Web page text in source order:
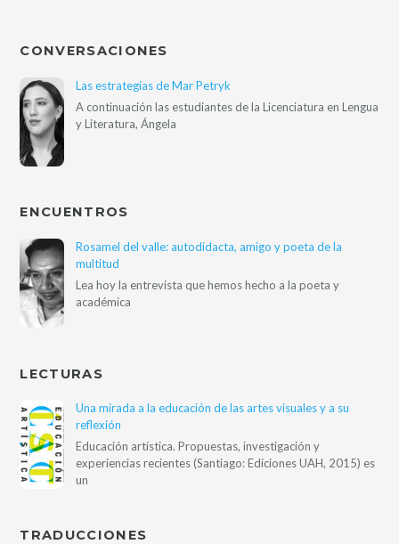
CONVERSACIONES
Las estrategias de Mar Petryk
A continuación las estudiantes de la Licenciatura en Lengua
y Literatura, Ángela
ENCUENTROS
Rosamel del valle: autodidacta, amigo y poeta de la
multitud
Lea hoy la entrevista que hemos hecho a la poeta y
académica
LECTURAS
Una mirada a la educación de las artes visuales y a su
reflexión
Educación artística. Propuestas, investigación y
experiencias recientes (Santiago: Ediciones UAH, 2015) es
un
TRADUCCIONES